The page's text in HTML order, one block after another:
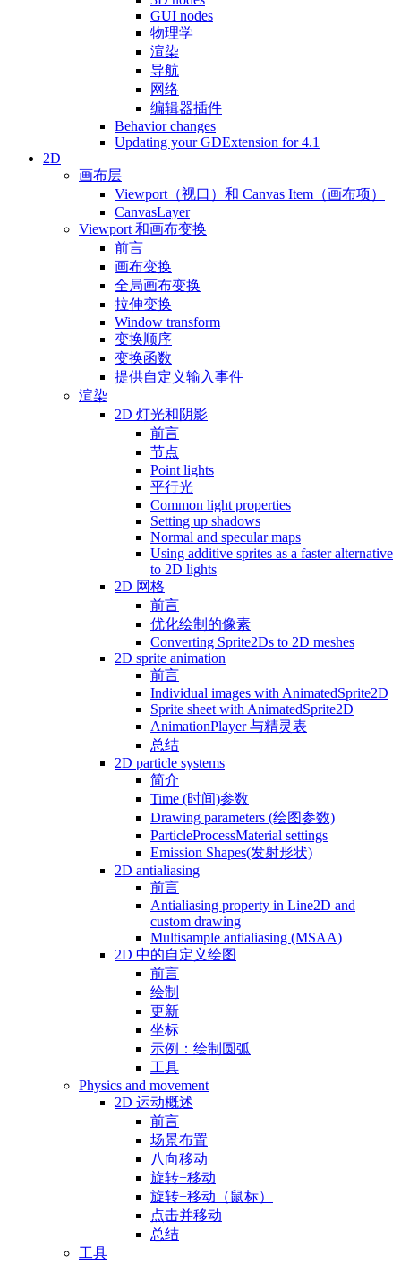
GUI nodes
物理学
渲染
导航
网络
编辑器插件
Behavior changes
Updating your GDExtension for 4.1
2D
画布层
Viewport（视口）和 Canvas Item（画布项）
CanvasLayer
Viewport 和画布变换
前言
画布变换
全局画布变换
拉伸变换
Window transform
变换顺序
变换函数
提供自定义输入事件
渲染
2D 灯光和阴影
前言
节点
Point lights
平行光
Common light properties
Setting up shadows
Normal and specular maps
Using additive sprites as a faster alternative
to 2D lights
2D 网格
前言
优化绘制的像素
Converting Sprite2Ds to 2D meshes
2D sprite animation
前言
Individual images with AnimatedSprite2D
Sprite sheet with AnimatedSprite2D
AnimationPlayer 与精灵表
总结
2D particle systems
简介
Time (时间)参数
Drawing parameters (绘图参数)
ParticleProcessMaterial settings
Emission Shapes(发射形状)
2D antialiasing
前言
Antialiasing property in Line2D and
custom drawing
Multisample antialiasing (MSAA)
2D 中的自定义绘图
前言
绘制
更新
坐标
示例：绘制圆弧
工具
Physics and movement
2D 运动概述
前言
场景布置
八向移动
旋转+移动
旋转+移动（鼠标）
点击并移动
总结
工具